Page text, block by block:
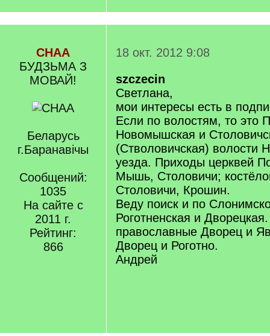
СНАА
БУДЗЬМА З
МОВАЙ!
Беларусь
г.Баранавічы
Сообщений:
1035
На сайте с
2011 г.
Рейтинг:
866
18 окт. 2012 9:08
szczecin
Светлана,
мои интересы есть в
Если по волостям, то это
Новомышская и
(Стволовичская) волости
уезда. Приходы церквей
Мышь, Столовичи;
Столовичи, Крошин.
Веду поиск и по
Роготненская и
православные Дворец и
Дворец и Роготно.
Андрей